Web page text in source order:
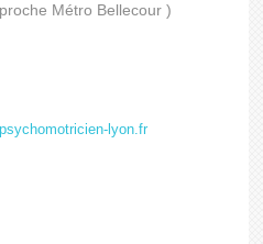
Métro Bellecour )
lyon.fr